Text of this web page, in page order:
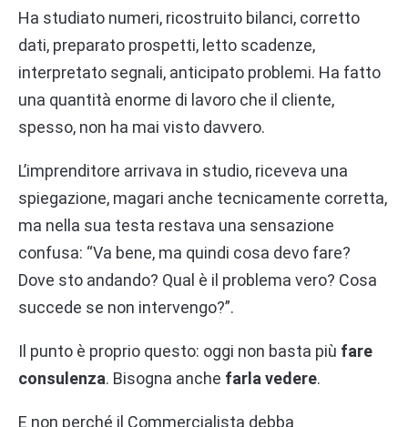
Ha studiato numeri, ricostruito bilanci, corretto
dati, preparato prospetti, letto scadenze,
interpretato segnali, anticipato problemi. Ha fatto
una quantità enorme di lavoro che il cliente,
spesso, non ha mai visto davvero.
L’imprenditore arrivava in studio, riceveva una
spiegazione, magari anche tecnicamente corretta,
ma nella sua testa restava una sensazione
confusa: “Va bene, ma quindi cosa devo fare?
Dove sto andando? Qual è il problema vero? Cosa
succede se non intervengo?”.
Il punto è proprio questo: oggi non basta più fare
consulenza. Bisogna anche farla vedere.
E non perché il Commercialista debba